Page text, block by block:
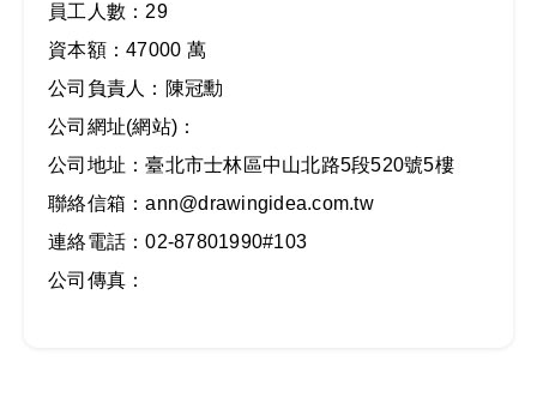
員工人數：29
資本額：47000 萬
公司負責人：陳冠勳
公司網址(網站)：
公司地址：臺北市士林區中山北路5段520號5樓
聯絡信箱：ann@drawingidea.com.tw
連絡電話：02-87801990#103
公司傳真：